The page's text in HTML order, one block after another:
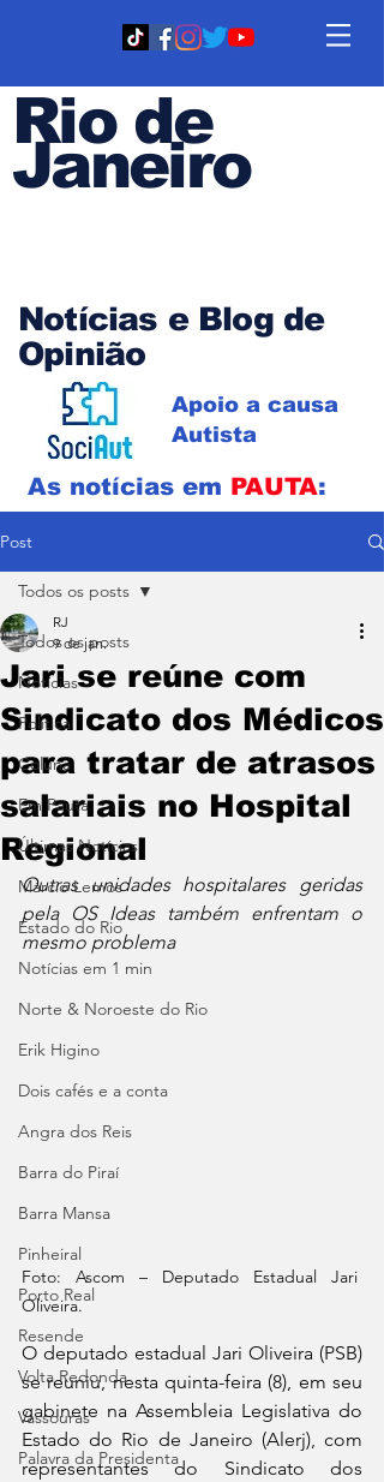
Rio de
Janeiro
Notícias e Blog de
Opinião
Apoio a causa
Autista
As notícias em PAUTA:
Post
Todos os posts
Notícias
Política
Coluna
Em Pauta
Últimas Notícias
Márcio Lemos
Estado do Rio
Notícias em 1 min
Norte & Noroeste do Rio
Erik Higino
Dois cafés e a conta
Angra dos Reis
Barra do Piraí
Barra Mansa
Pinheiral
Porto Real
Resende
Volta Redonda
Vassouras
Palavra da Presidenta
Todos os posts
Jari se reúne com
Sindicato dos Médicos
para tratar de atrasos
salariais no Hospital
Regional
RJ
9 de jan.
Outras unidades hospitalares geridas
pela OS Ideas também enfrentam o
mesmo problema
Foto: Ascom – Deputado Estadual Jari
Oliveira.
O deputado estadual Jari Oliveira (PSB)
se reuniu, nesta quinta-feira (8), em seu
gabinete na Assembleia Legislativa do
Estado do Rio de Janeiro (Alerj), com
representantes do Sindicato dos